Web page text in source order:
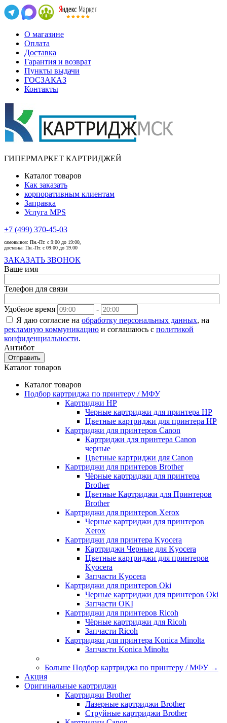
О магазине
Оплата
Доставка
Гарантия и возврат
Пункты выдачи
ГОСЗАКАЗ
Контакты
ГИПЕРМАРКЕТ КАРТРИДЖЕЙ
Каталог товаров
Как заказать
корпоративным клиентам
Заправка
Услуга MPS
+7 (499) 370-45-03
самовывоз: Пн.-Пт. с 9:00 до 19:00,
доставка: Пн.-Пт. с 09:00 до 19.00
ЗАКАЗАТЬ ЗВОНОК
Ваше имя
Телефон для связи
Удобное время
-
Я даю согласие на обработку персональных данных, на
рекламную коммуникацию и соглашаюсь с политикой
конфиденциальности.
Антибот
Отправить
Каталог товаров
Каталог товаров
Подбор картриджа по принтеру / МФУ
Картриджи HP
Черные картриджи для принтера HP
Цветные картриджи для принтера HP
Картриджи для принтеров Сanon
Картриджи для принтера Сanon
черные
Цветные картриджи для Сanon
Картриджи для принтеров Brother
Чёрные картриджи для принтера
Brother
Цветные Картриджи для Принтеров
Brother
Картриджи для принтеров Xerox
Черные картриджи для принтеров
Xerox
Картриджи для принтера Kyocera
Картриджи Черные для Kyocera
Цветные картриджи для принтеров
Kyocera
Запчасти Kyocera
Картриджи для принтеров Oki
Черные картриджи для принтеров Oki
Запчасти OKI
Картриджи для принтеров Ricoh
Чёрные картриджи для Ricoh
Запчасти Ricoh
Картриджи для принтера Konica Minolta
Запчасти Koniсa Minolta
Больше Подбор картриджа по принтеру / МФУ →
Акция
Оригинальные картриджи
Картриджи Brother
Лазерные картриджи Brother
Струйные картриджи Brother